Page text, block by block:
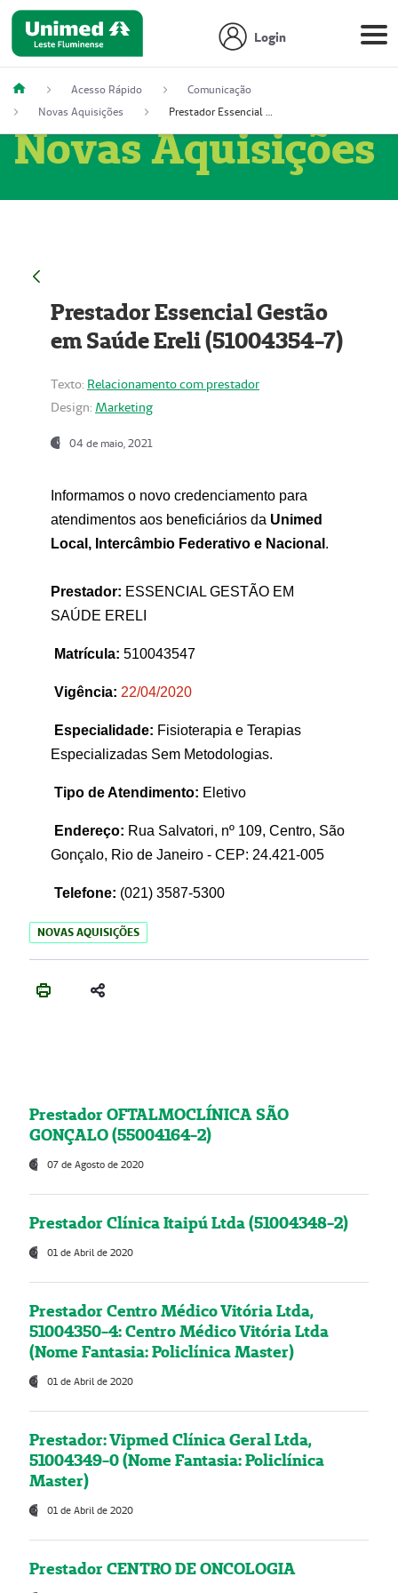
Login
Acesso Rápido
Comunicação
Novas Aquisições
Prestador Essencial Gestão em Saúde Ereli (51004354-7)
Novas Aquisições
Prestador Essencial Gestão
em Saúde Ereli (51004354-7)
Texto: Relacionamento com prestador
Design: Marketing
04 de maio, 2021
Informamos o novo credenciamento para
atendimentos aos beneficiários da Unimed
Local, Intercâmbio Federativo e Nacional .
Prestador: ESSENCIAL GESTÃO EM
SAÚDE ERELI
Matrícula: 510043547
Vigência: 22/04/2020
Especialidade: Fisioterapia e Terapias
Especializadas Sem Metodologias.
Tipo de Atendimento: Eletivo
Endereço: Rua Salvatori, nº 109, Centro, São
Gonçalo, Rio de Janeiro - CEP: 24.421-005
Telefone: (021) 3587-5300
NOVAS AQUISIÇÕES
Prestador OFTALMOCLÍNICA SÃO
GONÇALO (55004164-2)
07 de Agosto de 2020
Prestador Clínica Itaipú Ltda (51004348-2)
01 de Abril de 2020
Prestador Centro Médico Vitória Ltda,
51004350-4: Centro Médico Vitória Ltda
(Nome Fantasia: Policlínica Master)
01 de Abril de 2020
Prestador: Vipmed Clínica Geral Ltda,
51004349-0 (Nome Fantasia: Policlínica
Master)
01 de Abril de 2020
Prestador CENTRO DE ONCOLOGIA